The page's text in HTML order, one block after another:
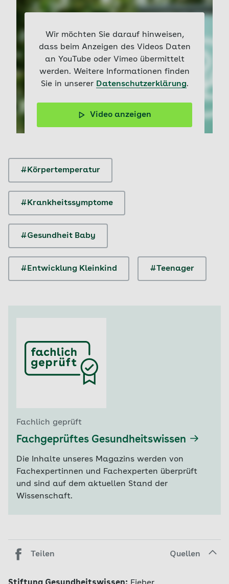
Wir möchten Sie darauf hinweisen,
dass beim Anzeigen des Videos Daten
an YouTube oder Vimeo übermittelt
werden. Weitere Informationen finden
Sie in unserer Datenschutzerklärung.
Video anzeigen
Hohes Fieber kann bei Ihrem Kind ein Fieberkrampf
auslösen, hier erfahren Sie, wie sie richtig handeln.
#Körpertemperatur
#Krankheitssymptome
#Gesundheit Baby
#Entwicklung Kleinkind #Teenager
Fachlich geprüft
Fachgeprüftes Gesundheitswissen
Die Inhalte unseres Magazins werden von
Fachexpertinnen und Fachexperten überprüft
und sind auf dem aktuellen Stand der
Wissenschaft.
Teilen Quellen